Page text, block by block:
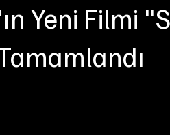
Yeni Filmi